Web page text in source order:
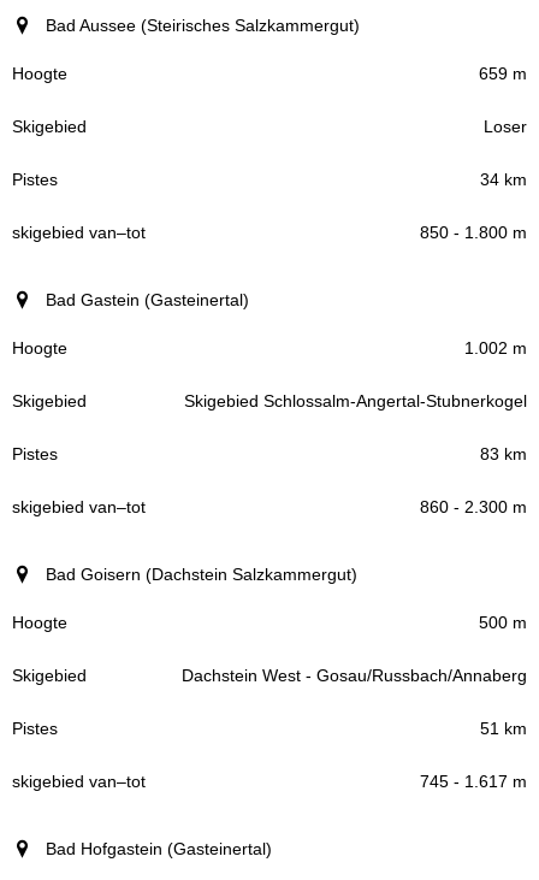
Bad Aussee (Steirisches Salzkammergut)
659 m
Loser
34 km
850 - 1.800 m
Bad Gastein (Gasteinertal)
1.002 m
Skigebied Schlossalm-Angertal-Stubnerkogel
83 km
860 - 2.300 m
Bad Goisern (Dachstein Salzkammergut)
500 m
Dachstein West - Gosau/Russbach/Annaberg
51 km
745 - 1.617 m
Bad Hofgastein (Gasteinertal)